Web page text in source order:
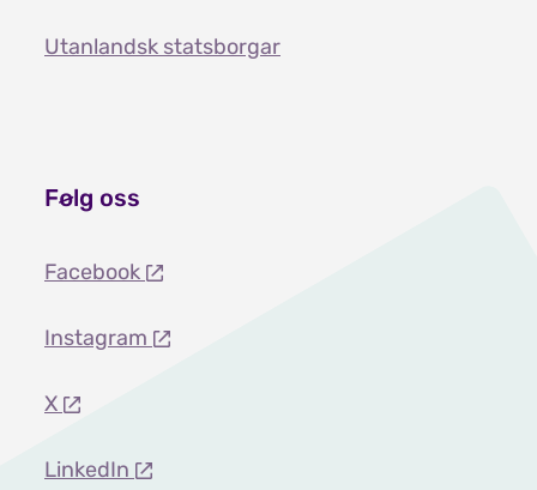
Utanlandsk statsborgar
Følg oss
Facebook
Instagram
X
LinkedIn